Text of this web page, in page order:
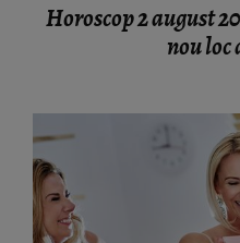
Horoscop 2 august
nou loc